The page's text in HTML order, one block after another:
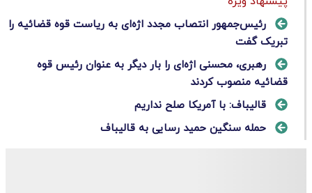
رئیس‌جمهور انتصاب مجدد اژه‌ای به ریاست قوه قضائیه را
تبریک گفت
رهبری، محسنی اژه‌ای را بار دیگر به عنوان رئیس قوه
قضائیه منصوب کردند
قالیباف: با آمریکا صلح نداریم
حمله سنگین حمید رسایی به قالیباف